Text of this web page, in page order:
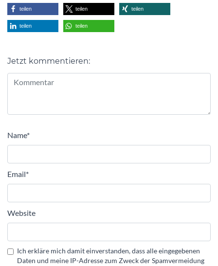
teilen teilen teilen
teilen teilen
Jetzt kommentieren:
Name*
Email*
Website
Ich erkläre mich damit einverstanden, dass alle eingegebenen
Daten und meine IP-Adresse zum Zweck der Spamvermeidung
Alternative: